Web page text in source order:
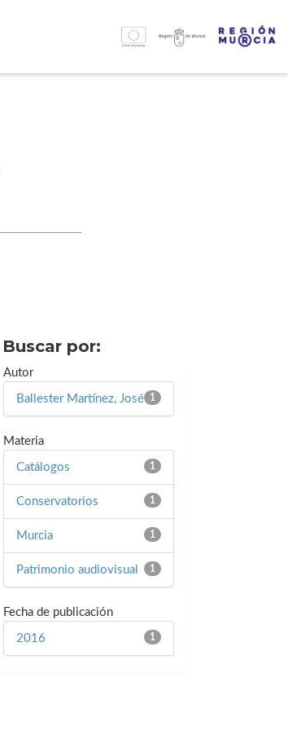
Buscar por:
Autor
1
Ballester Martínez, José
Materia
1
Catálogos
1
Conservatorios
1
Murcia
1
Patrimonio audiovisual
Fecha de publicación
1
2016